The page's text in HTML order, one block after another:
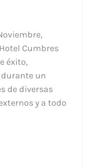
Cumbres
éxito,
un
de diversas
y a todo